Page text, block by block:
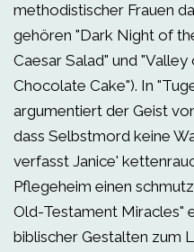
methodistischer Frauen
gehören "Dark Night of
Caesar Salad" und
Chocolate Cake"). In
argumentiert der Geist
dass Selbstmord keine
verfasst Janice'
Pflegeheim einen
Old-Testament Miracles"
biblischer Gestalten zum